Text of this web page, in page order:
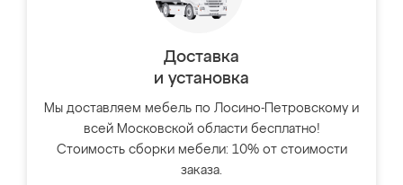
Доставка
и установка
Мы доставляем мебель по Лосино-Петровскому и
всей Московской области бесплатно!
Стоимость сборки мебели: 10% от стоимости
заказа.